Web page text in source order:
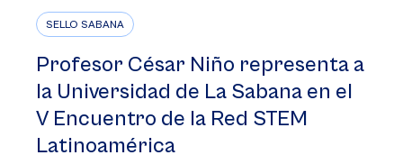
SELLO SABANA
Profesor César Niño representa a
la Universidad de La Sabana en el
V Encuentro de la Red STEM
Latinoamérica